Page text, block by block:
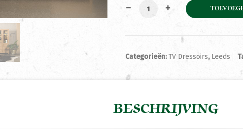
Tv Meubel Leeds Natural
Categorieën:TV Dressoirs, Leeds
BESCHRIJVING